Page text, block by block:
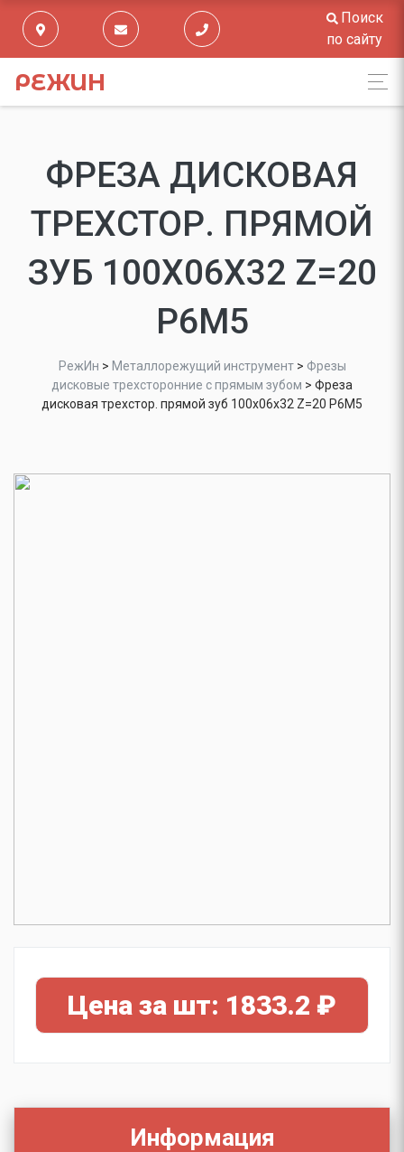
Поиск
по сайту
РЕЖИН
ФРЕЗА ДИСКОВАЯ
ТРЕХСТОР. ПРЯМОЙ
ЗУБ 100Х06Х32 Z=20
Р6М5
РежИн > Металлорежущий инструмент> Фрезы
дисковые трехсторонние с прямым зубом > Фреза
дисковая трехстор. прямой зуб 100х06х32 Z=20 Р6М5
Цена за шт: 1833.2 ₽
Информация